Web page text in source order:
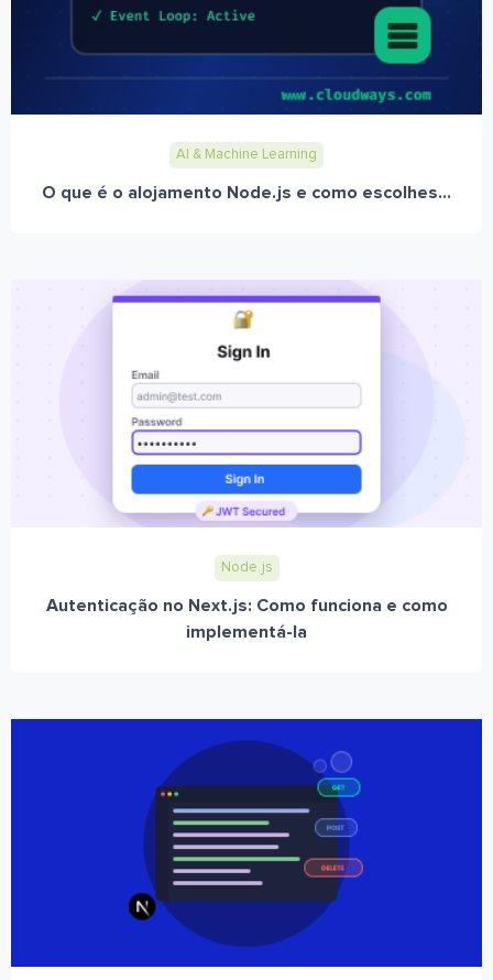
AI & Machine Learning
O que é o alojamento Node.js e como escolhes...
Node.js
Autenticação no Next.js: Como funciona e como
implementá-la